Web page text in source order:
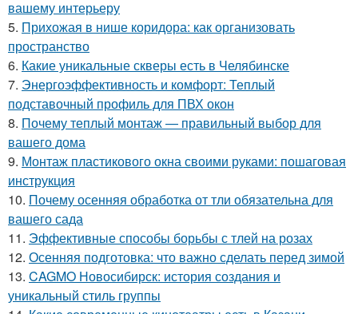
вашему интерьеру
5. Прихожая в нише коридора: как организовать
пространство
6. Какие уникальные скверы есть в Челябинске
7. Энергоэффективность и комфорт: Теплый
подставочный профиль для ПВХ окон
8. Почему теплый монтаж — правильный выбор для
вашего дома
9. Монтаж пластикового окна своими руками: пошаговая
инструкция
10. Почему осенняя обработка от тли обязательна для
вашего сада
11. Эффективные способы борьбы с тлей на розах
12. Осенняя подготовка: что важно сделать перед зимой
13. CAGMO Новосибирск: история создания и
уникальный стиль группы